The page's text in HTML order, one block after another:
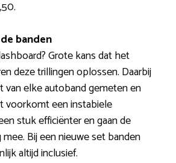
banden
Grote kans dat het
deze trillingen oplossen. Daarbij
elke autoband gemeten en
voorkomt een instabiele
stuk efficiënter en gaan de
Bij een nieuwe set banden
altijd inclusief.